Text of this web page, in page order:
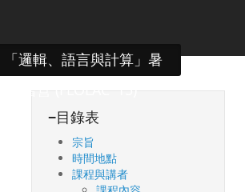
「邏輯、語言與計算」暑
期研習營 (FLOLAC' 15)
−目錄表
宗旨
時間地點
課程與講者